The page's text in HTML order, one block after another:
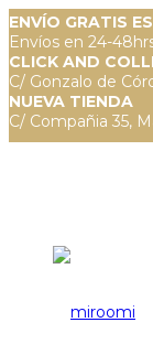
ENVÍO GRATIS
Envíos en 24-
CLICK AND
C/ Gonzalo de
NUEVA TIENDA
C/ Compañia 35,